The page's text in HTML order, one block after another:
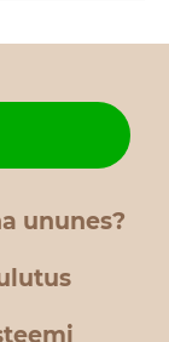
ununes?